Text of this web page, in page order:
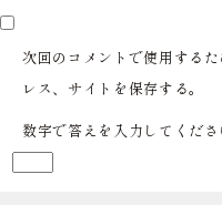
次回のコメントで使用する
レス、サイトを保存する。
数字で答えを入力してくださ